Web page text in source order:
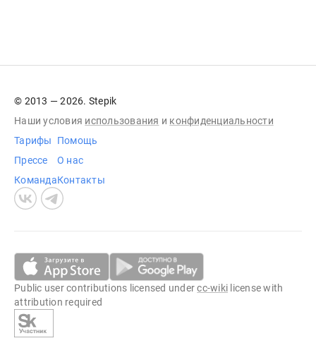
© 2013 — 2026. Stepik
Наши условия использования и конфиденциальности
Тарифы
Прессе
Команда
Помощь
О нас
Контакты
Public user contributions licensed undercc-wiki license with
attribution required